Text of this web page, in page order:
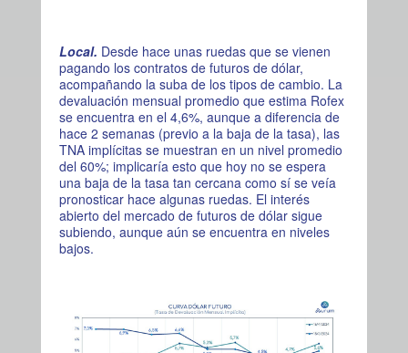
Local. Desde hace unas ruedas que se vienen
pagando los contratos de futuros de dólar,
acompañando la suba de los tipos de cambio. La
devaluación mensual promedio que estima Rofex
se encuentra en el 4,6%, aunque a diferencia de
hace 2 semanas (previo a la baja de la tasa), las
TNA implícitas se muestran en un nivel promedio
del 60%; implicaría esto que hoy no se espera
una baja de la tasa tan cercana como sí se veía
pronosticar hace algunas ruedas. El interés
abierto del mercado de futuros de dólar sigue
subiendo, aunque aún se encuentra en niveles
bajos.